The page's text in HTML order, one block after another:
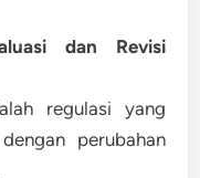
dan Revisi
regulasi yang
perubahan